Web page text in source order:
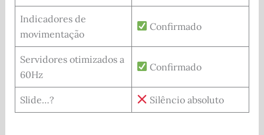
Indicadores de
movimentação
Confirmado
Servidores otimizados a
60Hz
Confirmado
Slide…? Silêncio absoluto